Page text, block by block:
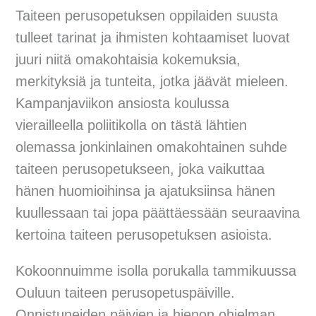
Taiteen perusopetuksen oppilaiden suusta
tulleet tarinat ja ihmisten kohtaamiset luovat
juuri niitä omakohtaisia kokemuksia,
merkityksiä ja tunteita, jotka jäävät mieleen.
Kampanjaviikon ansiosta koulussa
vierailleella poliitikolla on tästä lähtien
olemassa jonkinlainen omakohtainen suhde
taiteen perusopetukseen, joka vaikuttaa
hänen huomioihinsa ja ajatuksiinsa hänen
kuullessaan tai jopa päättäessään seuraavina
kertoina taiteen perusopetuksen asioista.
Kokoonnuimme isolla porukalla tammikuussa
Ouluun taiteen perusopetuspäiville.